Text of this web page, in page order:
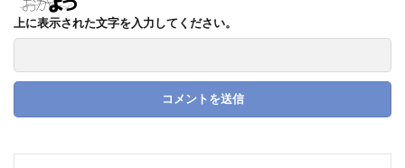
上に表示された文字を入力してください。